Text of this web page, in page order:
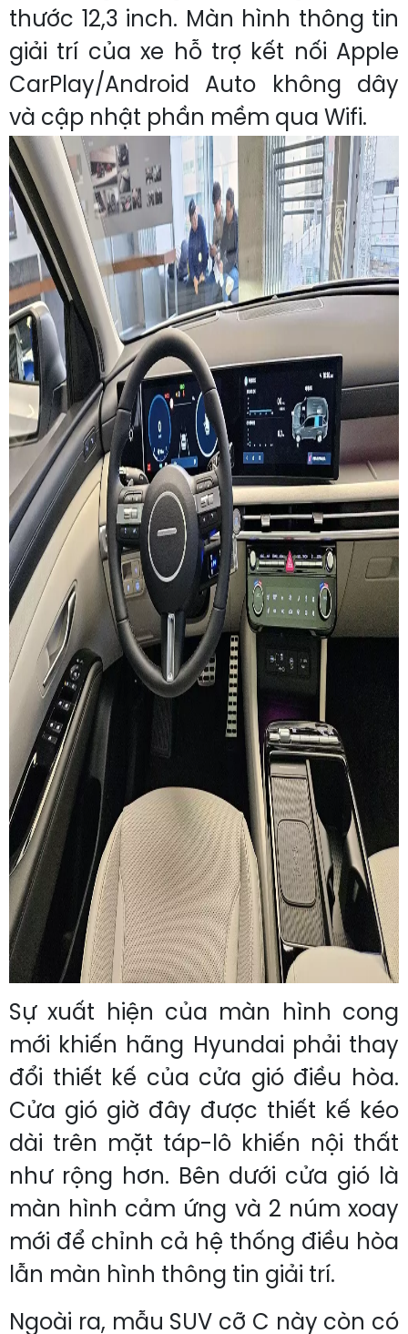
thước 12,3 inch. Màn hình thông tin
giải trí của xe hỗ trợ kết nối Apple
CarPlay/Android Auto không dây
và cập nhật phần mềm qua Wifi.
Sự xuất hiện của màn hình cong
mới khiến hãng Hyundai phải thay
đổi thiết kế của cửa gió điều hòa.
Cửa gió giờ đây được thiết kế kéo
dài trên mặt táp-lô khiến nội thất
như rộng hơn. Bên dưới cửa gió là
màn hình cảm ứng và 2 núm xoay
mới để chỉnh cả hệ thống điều hòa
lẫn màn hình thông tin giải trí.
Ngoài ra, mẫu SUV cỡ C này còn có